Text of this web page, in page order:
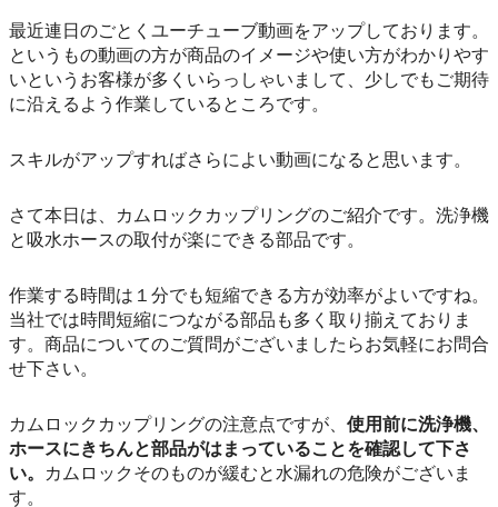
最近連日のごとくユーチューブ動画をアップしております。
というもの動画の方が商品のイメージや使い方がわかりやす
いというお客様が多くいらっしゃいまして、少しでもご期待
に沿えるよう作業しているところです。
スキルがアップすればさらによい動画になると思います。
さて本日は、カムロックカップリングのご紹介です。洗浄機
と吸水ホースの取付が楽にできる部品です。
作業する時間は１分でも短縮できる方が効率がよいですね。
当社では時間短縮につながる部品も多く取り揃えておりま
す。商品についてのご質問がございましたらお気軽にお問合
せ下さい。
カムロックカップリングの注意点ですが、 使用前に洗浄機、
ホースにきちんと部品がはまっていることを確認して下さ
い。
カムロックそのものが緩むと水漏れの危険がございま
す。